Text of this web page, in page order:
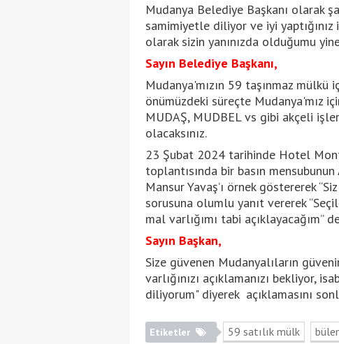
Mudanya Belediye Başkanı olarak
samimiyetle diliyor ve iyi
olarak sizin yanınızda olduğumu
Sayın Belediye Başkanı,
Mudanya'mızın 59 taşınmaz mülkü
önümüzdeki süreçte Mudanya'mız
MUDAŞ, MUDBEL vs gibi akçeli
olacaksınız.
23 Şubat 2024 tarihinde Hotel
toplantısında bir basın
Mansur Yavaş’ı örnek göstererek
sorusuna olumlu yanıt vererek
mal varlığımı tabi açıklayacağım”
Sayın Başkan,
Size güvenen Mudanyalıların
varlığınızı açıklamanızı bekliyor,
diliyorum" diyerek açıklamasını
Etiketler 59 satılık mülk